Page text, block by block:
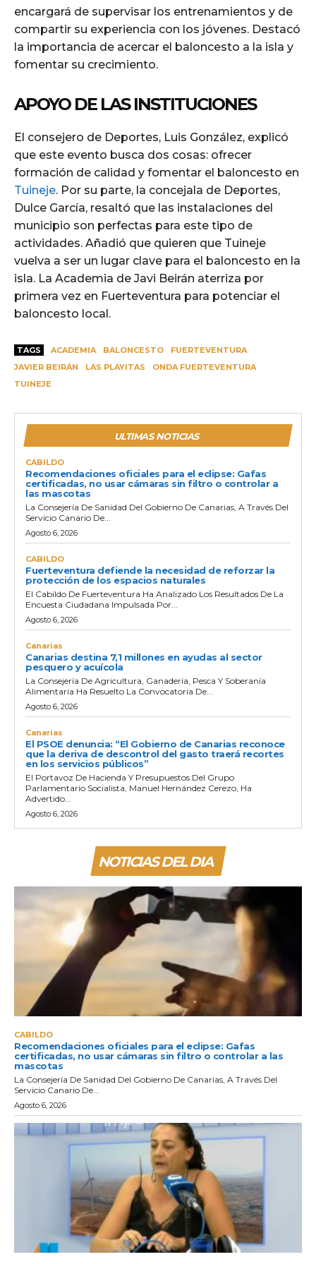
encargará de supervisar los entrenamientos y de
compartir su experiencia con los jóvenes. Destacó
la importancia de acercar el baloncesto a la isla y
fomentar su crecimiento.
APOYO DE LAS INSTITUCIONES
El consejero de Deportes, Luis González, explicó
que este evento busca dos cosas: ofrecer
formación de calidad y fomentar el baloncesto en
Tuineje. Por su parte, la concejala de Deportes,
Dulce García, resaltó que las instalaciones del
municipio son perfectas para este tipo de
actividades. Añadió que quieren que Tuineje
vuelva a ser un lugar clave para el baloncesto en la
isla. La Academia de Javi Beirán aterriza por
primera vez en Fuerteventura para potenciar el
baloncesto local.
TAGS ACADEMIA BALONCESTO
FUERTEVENTURA
JAVIER BEIRÁN
LAS PLAYITAS
ONDA FUERTEVENTURA
TUINEJE
ULTIMAS NOTICIAS
CABILDO
Recomendaciones oficiales para el eclipse: Gafas
certificadas, no usar cámaras sin filtro o controlar a
las mascotas
La Consejería De Sanidad Del Gobierno De Canarias, A Través Del
Servicio Canario De...
Agosto 6, 2026
CABILDO
Fuerteventura defiende la necesidad de reforzar la
protección de los espacios naturales
El Cabildo De Fuerteventura Ha Analizado Los Resultados De La
Encuesta Ciudadana Impulsada Por...
Agosto 6, 2026
Canarias
Canarias destina 7,1 millones en ayudas al sector
pesquero y acuícola
La Consejería De Agricultura, Ganadería, Pesca Y Soberanía
Alimentaria Ha Resuelto La Convocatoria De...
Agosto 6, 2026
Canarias
El PSOE denuncia: “El Gobierno de Canarias reconoce
que la deriva de descontrol del gasto traerá recortes
en los servicios públicos”
El Portavoz De Hacienda Y Presupuestos Del Grupo
Parlamentario Socialista, Manuel Hernández Cerezo, Ha
Advertido...
Agosto 6, 2026
NOTICIAS DEL DIA
CABILDO
Recomendaciones oficiales para el eclipse: Gafas
certificadas, no usar cámaras sin filtro o controlar a las
mascotas
La Consejería De Sanidad Del Gobierno De Canarias, A Través Del
Servicio Canario De...
Agosto 6, 2026